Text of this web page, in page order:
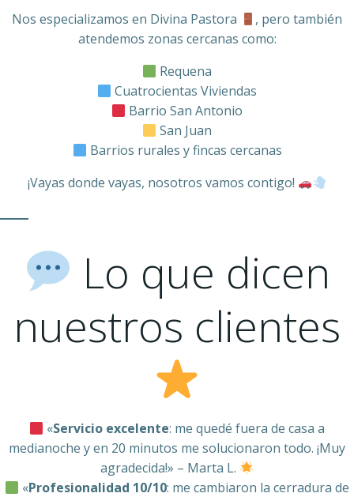
Nos especializamos en Divina Pastora
, pero también
atendemos zonas cercanas como:
Requena
Cuatrocientas Viviendas
Barrio San Antonio
San Juan
Barrios rurales y fincas cercanas
¡Vayas donde vayas, nosotros vamos contigo!
Lo que dicen
nuestros clientes
«Servicio excelente: me quedé fuera de casa a
medianoche y en 20 minutos me solucionaron todo. ¡Muy
agradecida!» – Marta L.
«Profesionalidad 10/10: me cambiaron la cerradura de